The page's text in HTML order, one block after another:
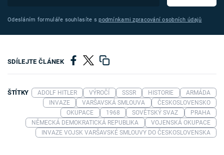
Odesláním formuláře souhlasíte spodmínkami zpracování osobních údajů
SDÍLEJTE ČLÁNEK
ŠTÍTKY ADOLF HITLER VÝROČÍ SSSR HISTORIE
ARMÁDA
INVAZE
VARŠAVSKÁ SMLOUVA
ČESKOSLOVENSKO
OKUPACE
1968 SOVĚTSKÝ SVAZ
PRAHA
NĚMECKÁ DEMOKRATICKÁ REPUBLIKA
VOJENSKÁ OKUPACE
INVAZE VOJSK VARŠAVSKÉ SMLOUVY DO ČESKOSLOVENSKA